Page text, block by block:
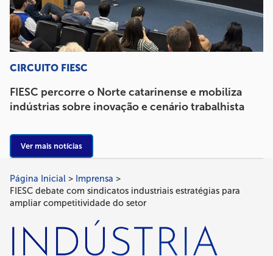
CIRCUITO FIESC
FIESC percorre o Norte catarinense e mobiliza
indústrias sobre inovação e cenário trabalhista
Ver mais notícias
Trilha
de
navegação
Página Inicial
Imprensa
FIESC debate com sindicatos industriais estratégias para
ampliar competitividade do setor